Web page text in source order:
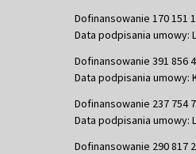
Dofinansowanie 170 151
Data podpisania umowy:
Dofinansowanie 391 856
Data podpisania umowy:
Dofinansowanie 237 754
Data podpisania umowy:
Dofinansowanie 290 817